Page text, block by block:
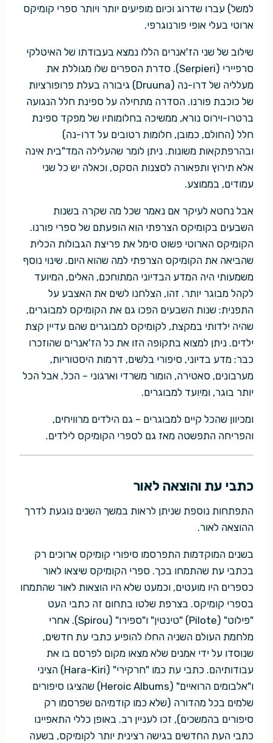
למשל) עברו שדרוג וכיום מופיעים יותר ויותר ספרי קומיקס
ארוטי בעלי אופי פורנוגרפי.
שילוב של שני הז'אנרים הללו נמצא בעבודתו של האיטלקי
סרפיירי (Serpieri). סדרת הספרים שלו מגוללת את
מעלליה של דרו-נה (Druuna) גיבורה בעלת פרופורציות
של כוכבת פורנו. הסדרה מתחילה על ספינת חלל הנגועה
ברטרו-וירוס נורא, ממשיכה בחלומותיו של מפקד ספינת
חלל (החולם, כמובן, חלומות רטובים על דרו-נה)
ובהרפתקאות משונות. ניתן לומר שהעלילה המד"בית אינה
אלא תירוץ ותפאורה לסצנות הסקס, וכאלה יש כל שני
עמודים, בממוצע.
אבל נחטא לעיקר אם נאמר שכל מה שקרה בשנות
השבעים בקומיקס הצרפתי הוא הופעתם של ספרי פורנו.
הקומיקס הארוטי פשוט סימל את פריצת הגבולות הכלית
שהביאה את הקומיקס הצרפתי למה שהוא היום. שינוי נוסף
משמעותי היה המדע הבדיוני המתוחכם, האלים, המיועד
לקהל מבוגר יותר. זהו, הצלחנו לשים את האצבע על
התפנית: שנות השבעים הפכו גם את הקומיקס למבוגרים,
שהיה ילדותי במקצת, לקומיקס למבוגרים שהם עדיין קצת
ילדים. ניתן למצוא בתקופה הזו את כל הז'אנרים שהוזכרו
כבר: מדע בדיוני, סיפורי בלשים, דרמות היסטוריות,
מערבונים, סאטירה, הומור משרדי וארגוני – הכל, אבל הכל
יותר בוגר, ומיועד למבוגרים.
ומכיוון שהכל קיים למבוגרים – גם הילדים מרוויחים,
והפריחה התפשטה מאז גם לספרי הקומיקס לילדים.
כתבי עת והוצאה לאור
התפתחות נוספת שניתן לראות במשך השנים נוגעת לדרך
ההוצאה לאור.
בשנים המוקדמות התפרסמו סיפורי קומיקס ארוכים רק
בכתבי עת שהתמחו בכך. ספרי הקומיקס שיצאו לאור
כספרים היו מועטים, וכמעט שלא היו הוצאות לאור שהתמחו
בספרי קומיקס. בצרפת שלטו בתחום זה כתבי העט
"פילוט" (Pilote) "טינטין" ו"ספירו" (Spirou). אחרי
מלחמת העולם השניה החלו להופיע כתבי עת חדשים,
שנוסדו על ידי אמנים שלא מצאו מקום לפרסם בו את
עבודותיהם. כתבי עת כמו "חרקירי" (Hara-Kiri) הציני
ו"אלבומים הרואיים" (Heroic Albums) שהציגו סיפורים
שלמים בכל מהדורה (שלא כמו קודמיהם שפרסמו רק
סיפורים בהמשכים), זכו לעניין רב. באופן כללי התאפיינו
כתבי העת החדשים בגישה רצינית יותר לקומיקס, בשעה